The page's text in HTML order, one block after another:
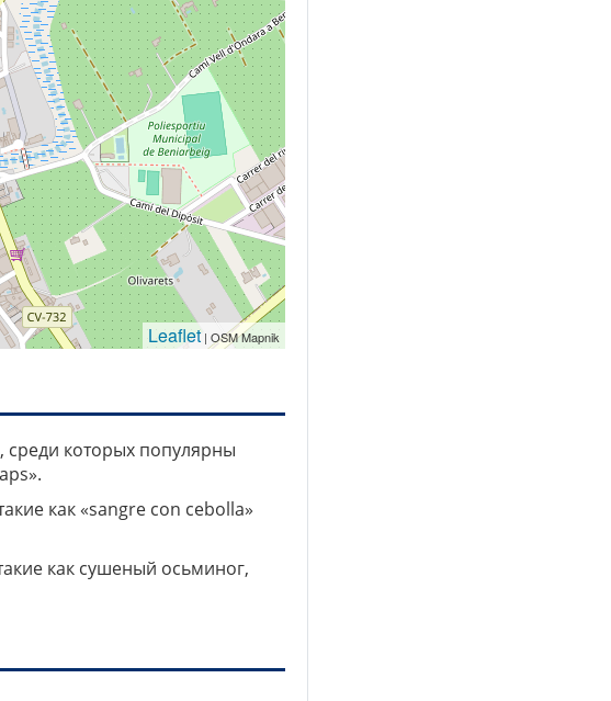
Leaflet | OSM Mapnik
, среди которых популярны
как «sangre con cebolla»
как сушеный осьминог,